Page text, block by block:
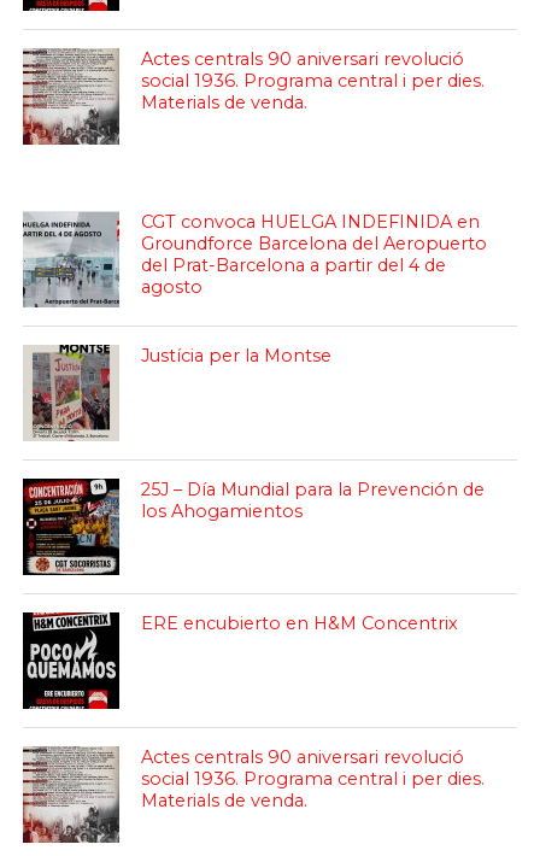
Actes centrals 90 aniversari revolució
social 1936. Programa central i per dies.
Materials de venda.
CGT convoca HUELGA INDEFINIDA en
Groundforce Barcelona del Aeropuerto
del Prat-Barcelona a partir del 4 de
agosto
Justícia per la Montse
25J – Día Mundial para la Prevención de
los Ahogamientos
ERE encubierto en H&M Concentrix
Actes centrals 90 aniversari revolució
social 1936. Programa central i per dies.
Materials de venda.